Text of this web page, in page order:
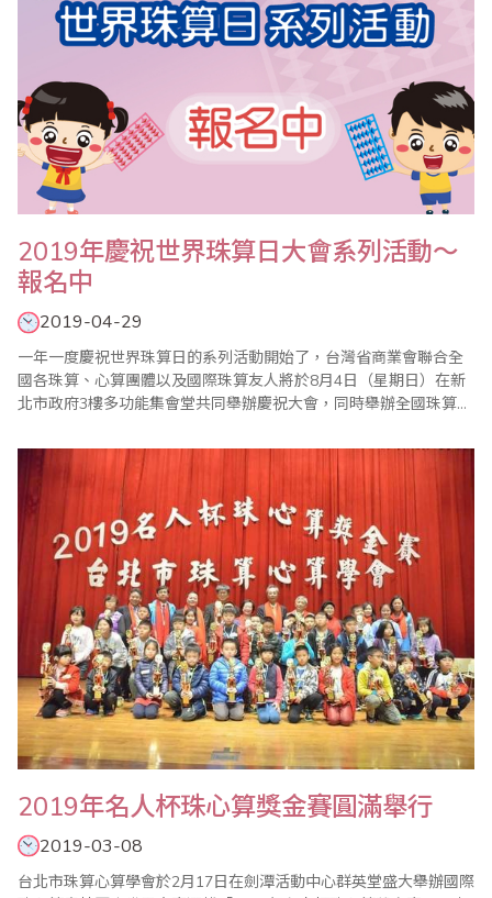
2019年慶祝世界珠算日大會系列活動～
報名中
2019-04-29
一年一度慶祝世界珠算日的系列活動開始了，台灣省商業會聯合全
國各珠算、心算團體以及國際珠算友人將於8月4日（星期日）在新
北市政府3樓多功能集會堂共同舉辦慶祝大會，同時舉辦全國珠算比
暨國際觀摩賽等系列活動，歡迎踴躍報名參加。 ＊2019年全國珠算
比賽暨國際邀請賽 ＊2019年全國心算比賽暨國際邀請賽 ＊2019年
全國數學競技..
2019年名人杯珠心算獎金賽圓滿舉行
2019-03-08
台北市珠算心算學會於2月17日在劍潭活動中心群英堂盛大舉辦國際